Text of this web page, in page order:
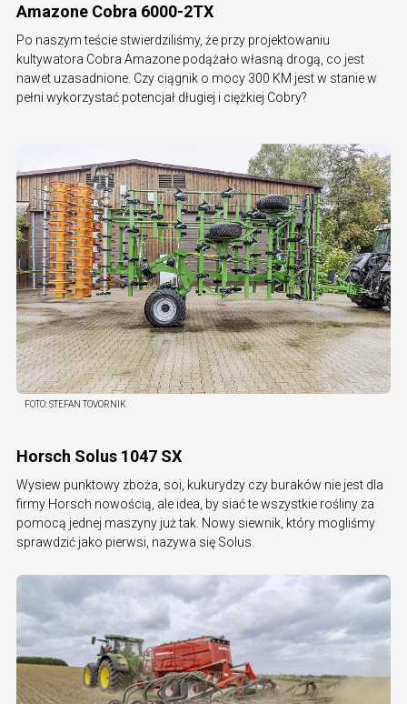
Amazone Cobra 6000-2TX
Po naszym teście stwierdziliśmy, że przy projektowaniu
kultywatora Cobra Amazone podążało własną drogą, co jest
nawet uzasadnione. Czy ciągnik o mocy 300 KM jest w stanie w
pełni wykorzystać potencjał długiej i ciężkiej Cobry?
FOTO:STEFAN TOVORNIK
Horsch Solus 1047 SX
Wysiew punktowy zboża, soi, kukurydzy czy buraków nie jest dla
firmy Horsch nowością, ale idea, by siać te wszystkie rośliny za
pomocą jednej maszyny już tak. Nowy siewnik, który mogliśmy
sprawdzić jako pierwsi, nazywa się Solus.